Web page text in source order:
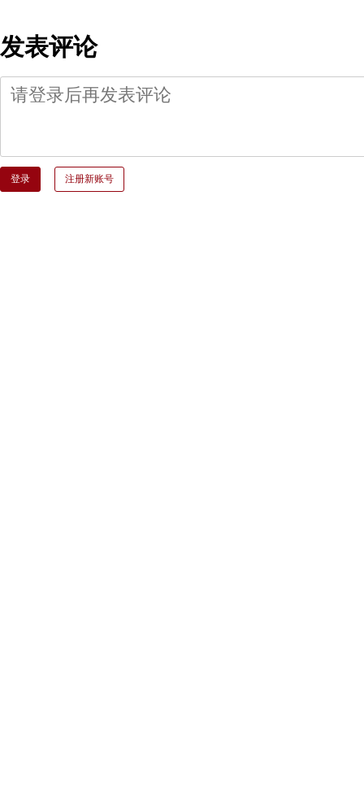
发表评论
登录 注册新账号